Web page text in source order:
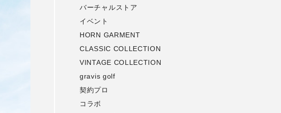
バーチャルストア
イベント
HORN GARMENT
CLASSIC COLLECTION
VINTAGE COLLECTION
gravis golf
契約プロ
コラボ